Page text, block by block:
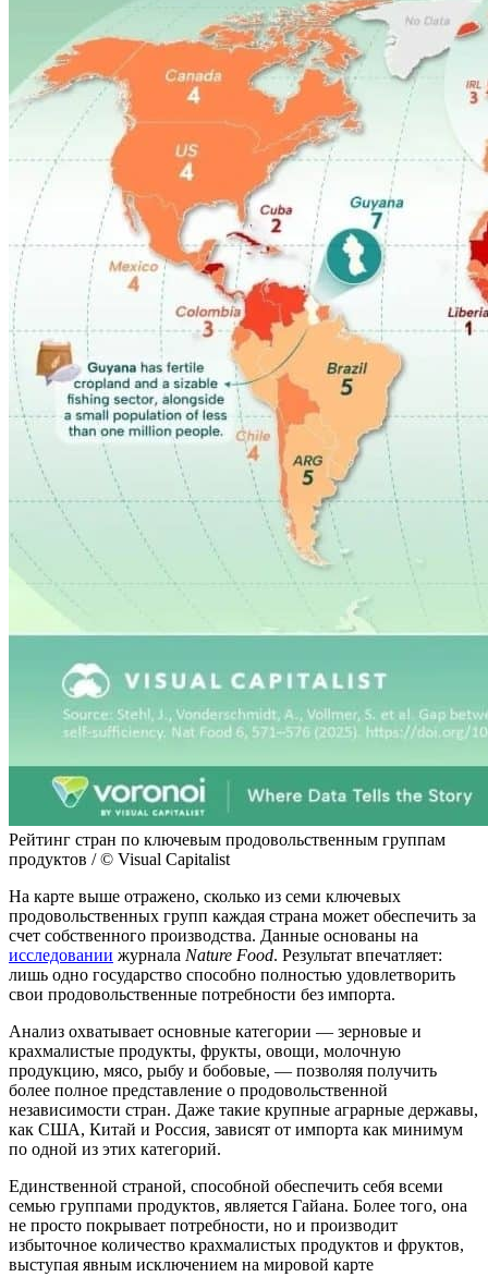
Рейтинг стран по ключевым продовольственным группам
продуктов / © Visual Capitalist
На карте выше отражено, сколько из семи ключевых
продовольственных групп каждая страна может обеспечить за
счет собственного производства. Данные основаны на
исследовании журнала Nature Food. Результат впечатляет:
лишь одно государство способно полностью удовлетворить
свои продовольственные потребности без импорта.
Анализ охватывает основные категории — зерновые и
крахмалистые продукты, фрукты, овощи, молочную
продукцию, мясо, рыбу и бобовые, — позволяя получить
более полное представление о продовольственной
независимости стран. Даже такие крупные аграрные державы,
как США, Китай и Россия, зависят от импорта как минимум
по одной из этих категорий.
Единственной страной, способной обеспечить себя всеми
семью группами продуктов, является Гайана. Более того, она
не просто покрывает потребности, но и производит
избыточное количество крахмалистых продуктов и фруктов,
выступая явным исключением на мировой карте